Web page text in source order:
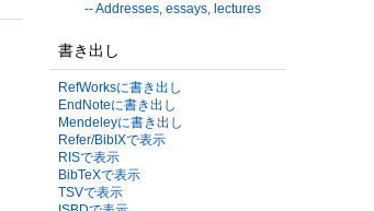
-- Addresses, essays, lectures
書き出し
RefWorksに書き出し
EndNoteに書き出し
Mendeleyに書き出し
Refer/BibIXで表示
RISで表示
BibTeXで表示
TSVで表示